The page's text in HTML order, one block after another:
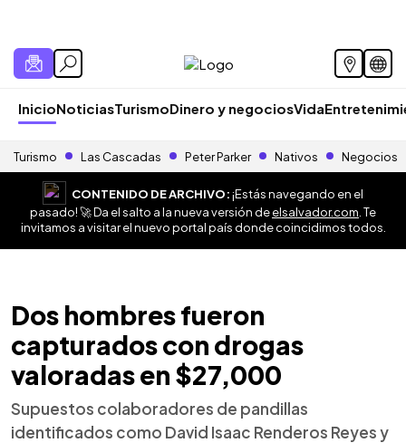
InicioNoticiasTurismoDinero y negociosVida
Turismo Las Cascadas Peter Parker Nativos Negocios
CONTENIDO DE ARCHIVO:¡Estás navegando en el
pasado! 🚀 Da el salto a la nueva versión deelsalvador.com . Te
invitamos a visitar el nuevo portal país donde coincidimos todos.
Dos hombres fueron
capturados con drogas
valoradas en $27,000
Supuestos colaboradores de pandillas
identificados como David Isaac Renderos Reyes y